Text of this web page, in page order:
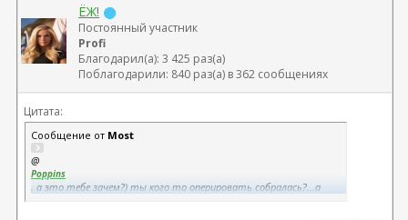
ЁЖ!
Постоянный участник
Profi
Благодарил(а): 3 425 раз(а)
Поблагодарили: 840 раз(а) в 362 сообщениях
Цитата:
Сообщение от Most
@
Poppins
, а это тебе зачем?) ты кого то оперировать собралась?...а